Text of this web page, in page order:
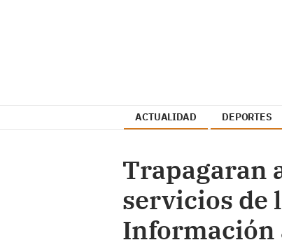
ACTUALIDAD DEPORTES
Trapagaran
servicios de
Información